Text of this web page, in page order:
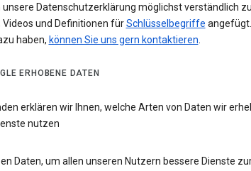
unsere Datenschutzerklärung möglichst verständlich
Videos und Definitionen fürSchlüsselbegriffe
haben, können Sie uns gern kontaktieren.
ERHOBENE DATEN
erklären wir Ihnen, welche Arten von Daten wir
nutzen
Daten, um allen unseren Nutzern bessere Dienste